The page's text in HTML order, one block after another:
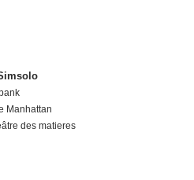
Manhattan
des matieres